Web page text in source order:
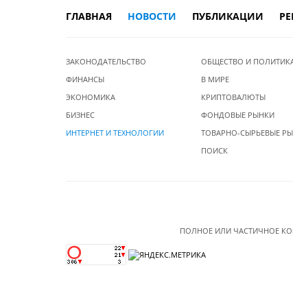
ГЛАВНАЯ НОВОСТИ ПУБЛИКАЦИИ
ЗАКОНОДАТЕЛЬСТВО
ФИНАНСЫ
ЭКОНОМИКА
БИЗНЕС
ИНТЕРНЕТ И ТЕХНОЛОГИИ
ОБЩЕСТВО И
В МИРЕ
КРИПТОВАЛЮТЫ
ФОНДОВЫЕ РЫНКИ
ТОВАРНО-СЫРЬЕВЫЕ
ПОИСК
ПОЛНОЕ ИЛИ ЧАСТИЧНОЕ